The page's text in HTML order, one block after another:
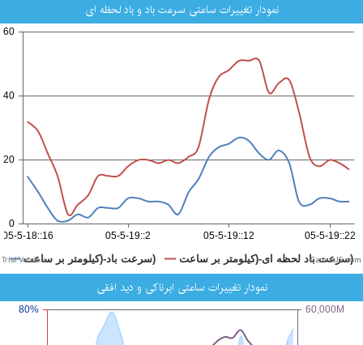
نمودار تغییرات ساعتی سرعت باد و باد لحظه ای
CanvasJS.com
نمودار تغییرات ساعتی ابرناکی و دید افقی